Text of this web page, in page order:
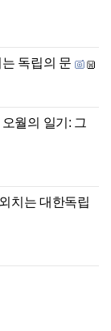
독립의 문
월의 일기: 그
치는 대한독립